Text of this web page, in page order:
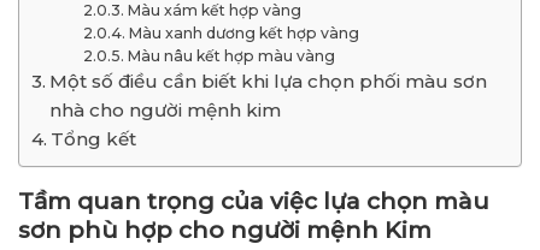
Màu xám kết hợp vàng
Màu xanh dương kết hợp vàng
Màu nâu kết hợp màu vàng
Một số điều cần biết khi lựa chọn phối màu sơn
nhà cho người mệnh kim
Tổng kết
Tầm quan trọng của việc lựa chọn màu
sơn phù hợp cho người mệnh Kim